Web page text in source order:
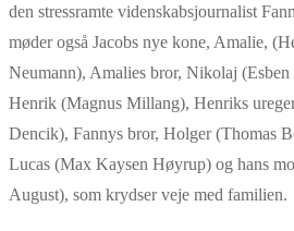
den stressramte videnskabsjournalist
møder også Jacobs nye kone, Amalie,
Neumann), Amalies bror, Nikolaj (Esben
Henrik (Magnus Millang), Henriks
Dencik), Fannys bror, Holger (Thomas
Lucas (Max Kaysen Høyrup) og hans
August), som krydser veje med familien.